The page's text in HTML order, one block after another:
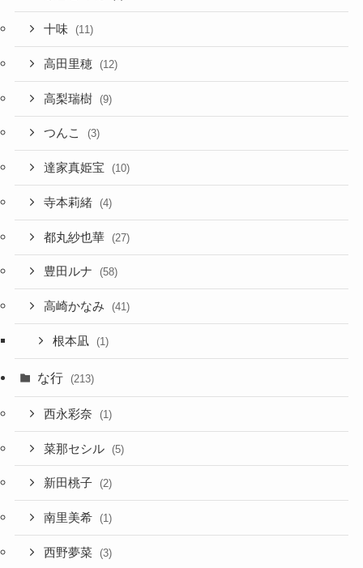
十味 (11)
高田里穂 (12)
高梨瑞樹 (9)
つんこ (3)
達家真姫宝 (10)
寺本莉緒 (4)
都丸紗也華 (27)
豊田ルナ (58)
高崎かなみ (41)
根本凪 (1)
な行 (213)
西永彩奈 (1)
菜那セシル (5)
新田桃子 (2)
南里美希 (1)
西野夢菜 (3)